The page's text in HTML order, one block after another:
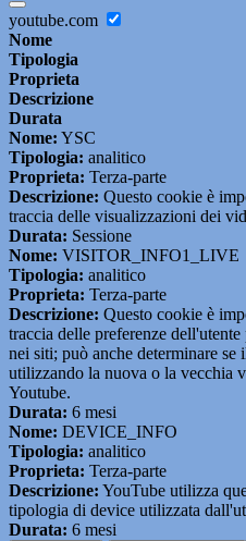
youtube.com
Nome
Tipologia
Proprieta
Descrizione
Durata
Nome: YSC
Tipologia: analitico
Proprieta: Terza-parte
Descrizione: Questo cookie è
traccia delle visualizzazioni dei
Durata: Sessione
Nome: VISITOR_INFO1_LIVE
Tipologia: analitico
Proprieta: Terza-parte
Descrizione: Questo cookie è
traccia delle preferenze
nei siti; può anche determinare se
utilizzando la nuova o la vecchia
Youtube.
Durata: 6 mesi
Nome: DEVICE_INFO
Tipologia: analitico
Proprieta: Terza-parte
Descrizione: YouTube utilizza
tipologia di device utilizzata
Durata: 6 mesi